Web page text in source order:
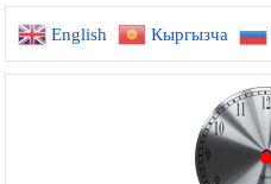
English Кыргызча